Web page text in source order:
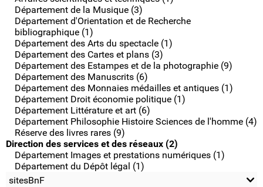
Département de la Musique (3)
Département d'Orientation et de Recherche
bibliographique (1)
Département des Arts du spectacle (1)
Département des Cartes et plans (3)
Département des Estampes et de la photographie (9)
Département des Manuscrits (6)
Département des Monnaies médailles et antiques (1)
Département Droit économie politique (1)
Département Littérature et art (6)
Département Philosophie Histoire Sciences de l'homme (4)
Réserve des livres rares (9)
Direction des services et des réseaux (2)
Département Images et prestations numériques (1)
Département du Dépôt légal (1)
sitesBnF